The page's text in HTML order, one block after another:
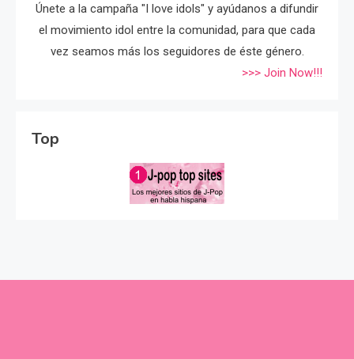
Únete a la campaña "I love idols" y ayúdanos a difundir
el movimiento idol entre la comunidad, para que cada
vez seamos más los seguidores de éste género.
>>> Join Now!!!
Top